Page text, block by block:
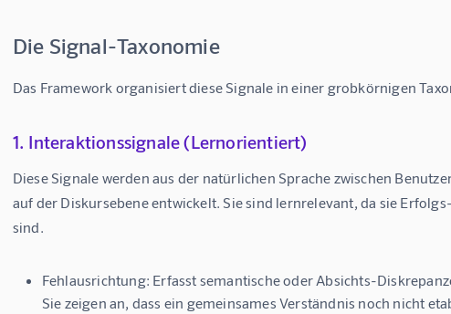
Die Signal-Taxonomie
Das Framework organisiert diese Signale in einer grobkörnigen
1. Interaktionssignale (Lernorientiert)
Diese Signale werden aus der natürlichen Sprache zwischen
auf der Diskursebene entwickelt. Sie sind lernrelevant, da sie
sind.
Fehlausrichtung: Erfasst semantische oder Absichts-
Sie zeigen an, dass ein gemeinsames Verständnis noch nicht